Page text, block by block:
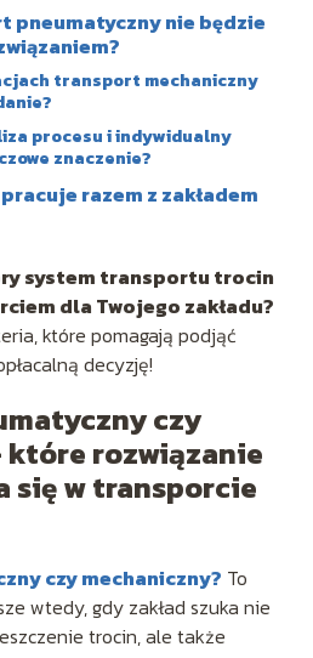
pneumatyczny nie będzie
transport mechaniczny
procesu i indywidualny
znaczenie?
razem z zakładem
system transportu trocin
dla Twojego zakładu?
które pomagają podjąć
decyzję!
czy
które rozwiązanie
się w transporcie
czy mechaniczny? To
wtedy, gdy zakład szuka nie
trocin, ale także